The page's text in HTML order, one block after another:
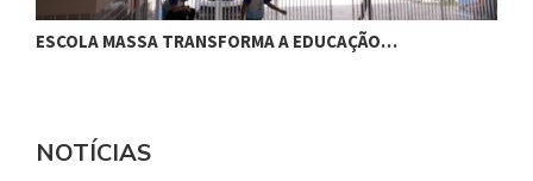
ESCOLA MASSA TRANSFORMA A EDUCAÇÃO…
NOTÍCIAS